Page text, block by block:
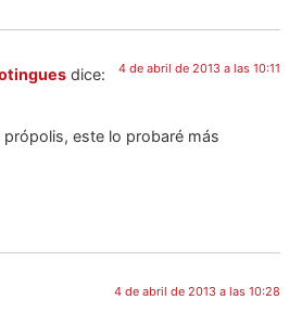
dice: 4 de abril de 2013 a las 10:11
este lo probaré más
4 de abril de 2013 a las 10:28